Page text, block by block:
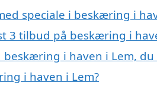
speciale i beskæring i
3 tilbud på beskæring i
beskæring i haven i Lem,
i haven i Lem?